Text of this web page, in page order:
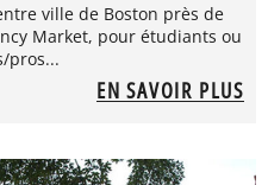
ville de Boston près de
Market, pour étudiants ou
pros...
EN SAVOIR PLUS